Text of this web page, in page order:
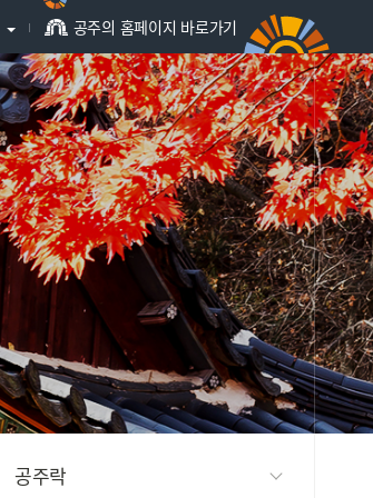
공주의 홈페이지 바로가기
공주락